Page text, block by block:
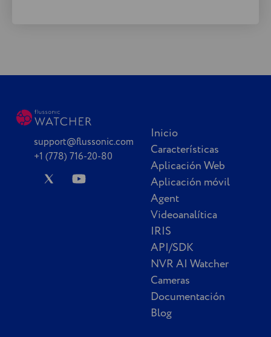
support@flussonic.com
+1 (778) 716-20-80
Inicio
Características
Aplicación Web
Aplicación móvil
Agent
Videoanalítica
IRIS
API/SDK
NVR AI Watcher
Cameras
Documentación
Blog